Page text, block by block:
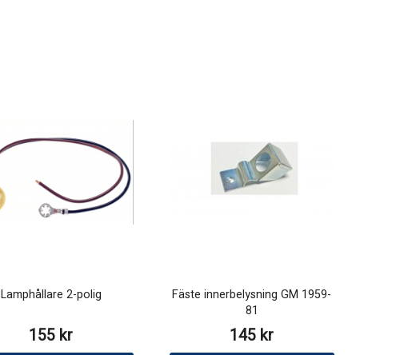
Lamphållare 2-polig
155 kr
Fäste innerbelysning GM 1959-
81
145 kr